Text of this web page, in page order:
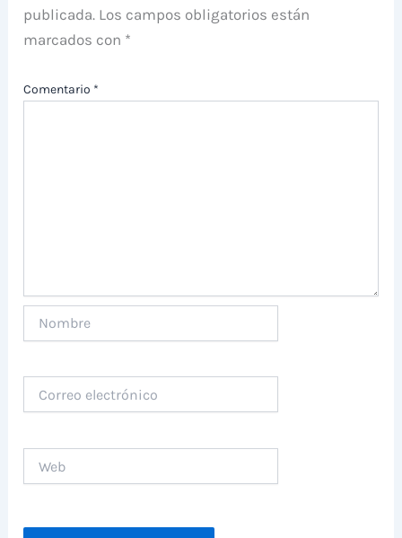
publicada. Los campos obligatorios están
marcados con *
Comentario *
electrónico